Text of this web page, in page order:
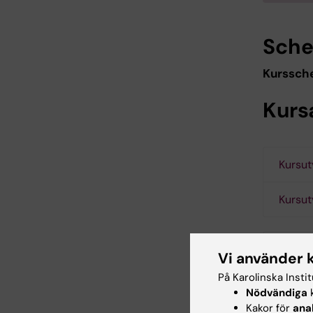
Vi använder
På Karolinska
Nödvändiga
Kakor för